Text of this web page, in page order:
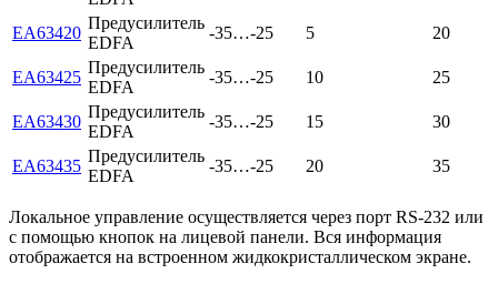
EA63420
Предусилитель
EDFA
-35…-25 5 20
EA63425
Предусилитель
EDFA
-35…-25 10 25
EA63430
Предусилитель
EDFA
-35…-25 15 30
EA63435
Предусилитель
EDFA
-35…-25 20 35
Локальное управление осуществляется через порт RS-232 или
с помощью кнопок на лицевой панели. Вся информация
отображается на встроенном жидкокристаллическом экране.